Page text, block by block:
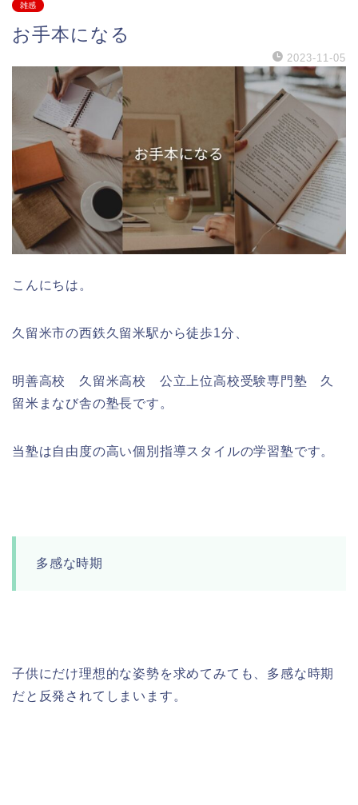
雑感
お手本になる
2023-11-05
こんにちは。
久留米市の西鉄久留米駅から徒歩1分、
明善高校 久留米高校 公立上位高校受験専門塾 久
留米まなび舎の塾長です。
当塾は自由度の高い個別指導スタイルの学習塾です。
多感な時期
子供にだけ理想的な姿勢を求めてみても、多感な時期
だと反発されてしまいます。